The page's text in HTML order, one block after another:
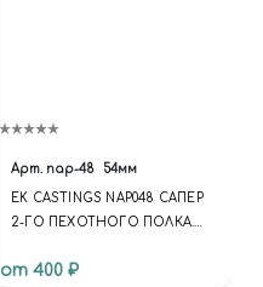
Арт. nap-48 54мм
EK CASTINGS NAP048 САПЕР
2-ГО ПЕХОТНОГО ПОЛКА.
(FUNCTION {
от 400 ₽